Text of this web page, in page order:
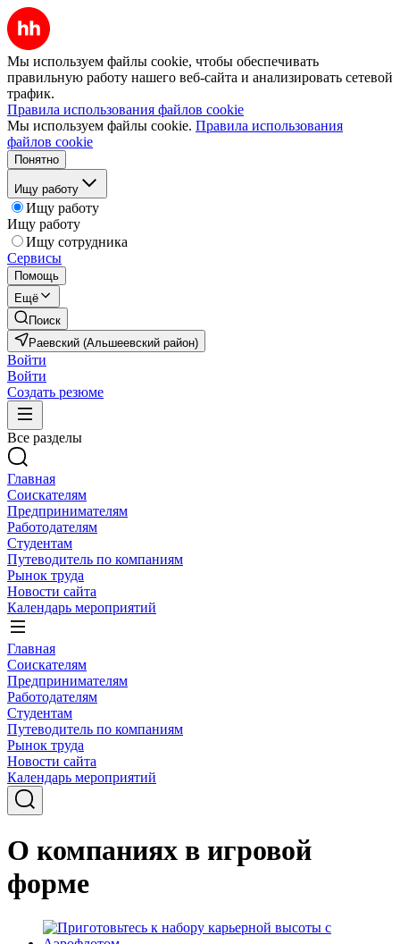
Мы используем файлы cookie, чтобы обеспечивать
правильную работу нашего веб-сайта и анализировать сетевой
трафик.
Правила использования файлов cookie
Мы используем файлы cookie. Правила использования
файлов cookie
Понятно
Ищу работу
Ищу работу
Ищу работу
Ищу сотрудника
Сервисы
Помощь
Ещё
Поиск
Раевский (Альшеевский район)
Войти
Войти
Создать резюме
Все разделы
Главная
Соискателям
Предпринимателям
Работодателям
Студентам
Путеводитель по компаниям
Рынок труда
Новости сайта
Календарь мероприятий
Главная
Соискателям
Предпринимателям
Работодателям
Студентам
Путеводитель по компаниям
Рынок труда
Новости сайта
Календарь мероприятий
О компаниях в игровой
форме